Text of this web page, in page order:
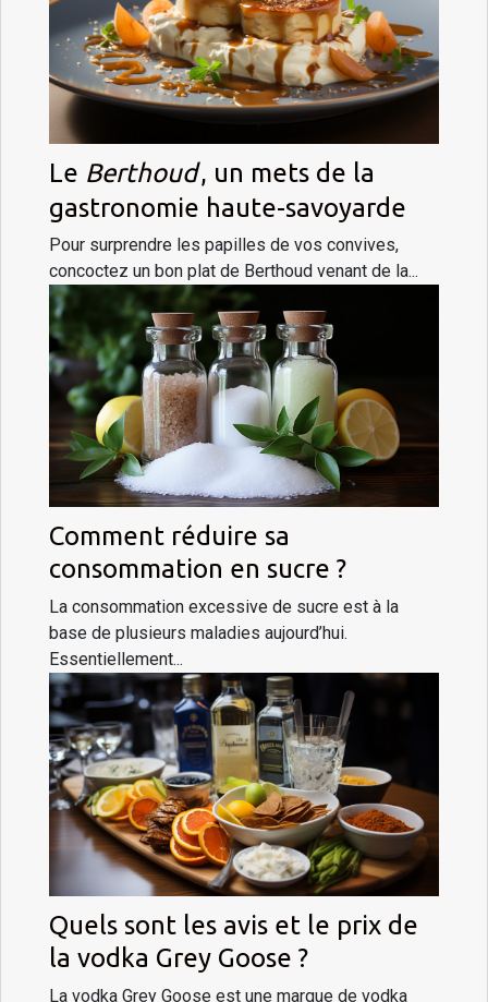
Le Berthoud, un mets de la
gastronomie haute-savoyarde
Pour surprendre les papilles de vos convives,
concoctez un bon plat de Berthoud venant de la...
Comment réduire sa
consommation en sucre ?
La consommation excessive de sucre est à la
base de plusieurs maladies aujourd’hui.
Essentiellement...
Quels sont les avis et le prix de
la vodka Grey Goose ?
La vodka Grey Goose est une marque de vodka